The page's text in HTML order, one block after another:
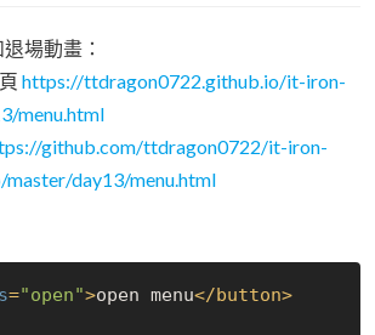
場動畫：
https://ttdragon0722.github.io/it-iron-
menu.html
github.com/ttdragon0722/it-iron-
day13/menu.html
="open">open menu</button>